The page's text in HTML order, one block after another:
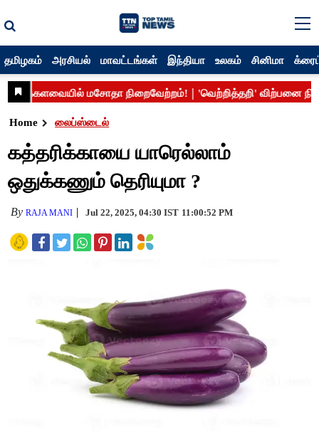
தமிழகம் அரசியல் மாவட்டங்கள் இந்தியா உலகம் சினிமா
Home லைப்ஸ்டைல்
கத்தரிக்காயை யாரெல்லாம்
ஒதுக்கணும் தெரியுமா ?
ByRAJA MANI Jul 22, 2025, 04:30 IST 11:00:52 PM